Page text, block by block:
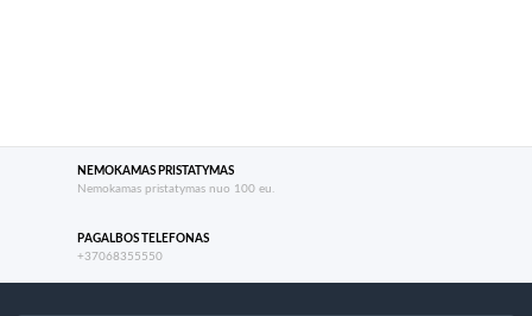
NEMOKAMAS PRISTATYMAS
Nemokamas pristatymas nuo 100 eu.
PAGALBOS TELEFONAS
+37068355550